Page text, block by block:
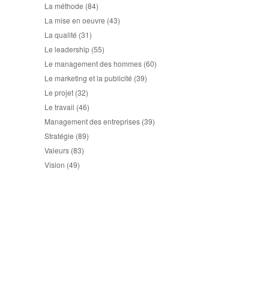
La méthode (84)
La mise en oeuvre (43)
La qualité (31)
Le leadership (55)
Le management des hommes (60)
Le marketing et la publicité (39)
Le projet (32)
Le travail (46)
Management des entreprises (39)
Stratégie (89)
Valeurs (83)
Vision (49)